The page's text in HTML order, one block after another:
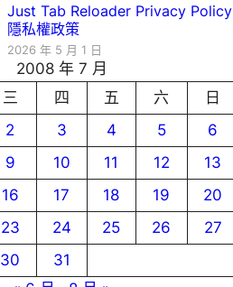
Just Tab Reloader Privacy Policy
隱私權政策
2026 年 5 月 1 日
2008 年 7 月
三 四 五 六
日
2 3 4 5
6
9 10 11 12
13
16 17 18 19
20
23 24 25 26
27
30
31